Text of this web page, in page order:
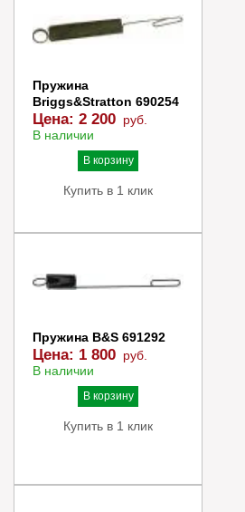
Купить в 1 клик
Пружина
Briggs&Stratton 690254
Цена: 2 200 руб.
В наличии
В корзину
Купить в 1 клик
Пружина B&S 691292
Цена: 1 800 руб.
В наличии
В корзину
Купить в 1 клик